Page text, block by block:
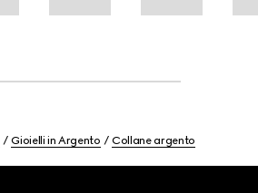
Gioielli in Argento Collane argento